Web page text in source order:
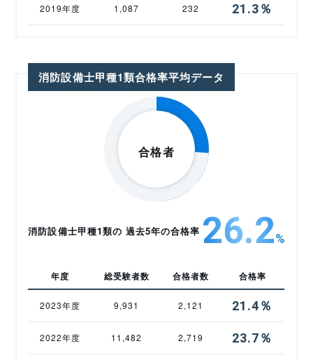
2019年度 1,087 232 21.3％
消防設備士甲種1類合格率平均データ
消防設備士甲種1類の 過去5年の合格率 26.2%
年度 総受験者数 合格者数 合格率
2023年度 9,931 2,121 21.4％
2022年度 11,482 2,719 23.7％